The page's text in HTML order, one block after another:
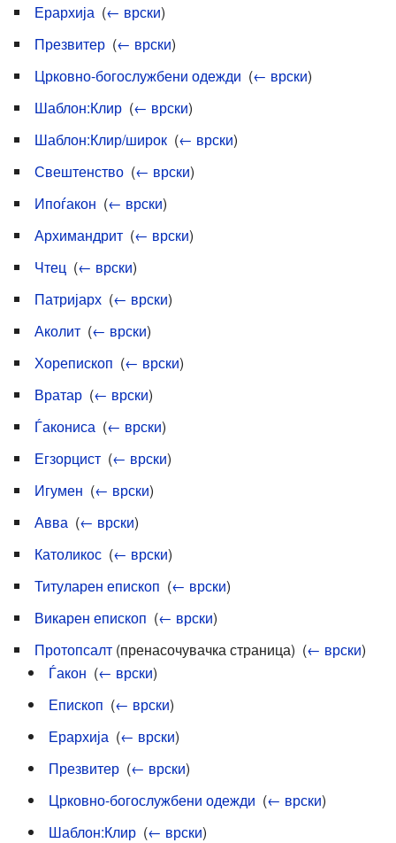
Ерархија (← врски)
Презвитер (← врски)
Црковно-богослужбени одежди (← врски)
Шаблон:Клир (← врски)
Шаблон:Клир/широк (← врски)
Свештенство (← врски)
Ипоѓакон (← врски)
Архимандрит (← врски)
Чтец (← врски)
Патријарх (← врски)
Аколит (← врски)
Хорепископ (← врски)
Вратар (← врски)
Ѓакониса (← врски)
Егзорцист (← врски)
Игумен (← врски)
Авва (← врски)
Католикос (← врски)
Титуларен епископ (← врски)
Викарен епископ (← врски)
Протопсалт (пренасочувачка страница) ‎ (← врски)
Ѓакон (← врски)
Епископ (← врски)
Ерархија (← врски)
Презвитер (← врски)
Црковно-богослужбени одежди (← врски)
Шаблон:Клир (← врски)